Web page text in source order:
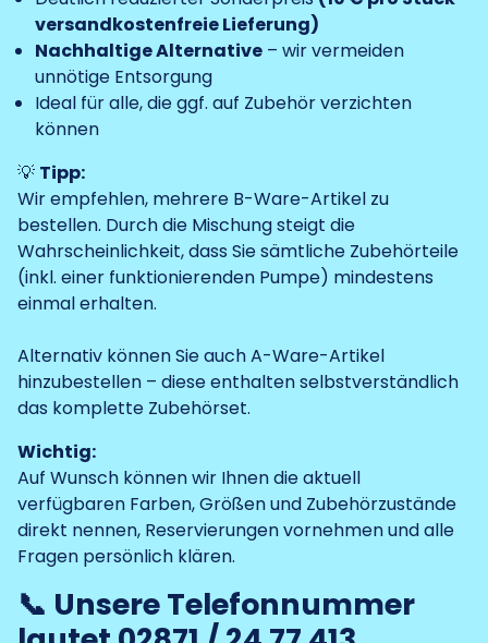
versandkostenfreie Lieferung)
Nachhaltige Alternative – wir vermeiden
unnötige Entsorgung
Ideal für alle, die ggf. auf Zubehör verzichten
können
💡 Tipp:
Wir empfehlen, mehrere B-Ware-Artikel zu
bestellen. Durch die Mischung steigt die
Wahrscheinlichkeit, dass Sie sämtliche Zubehörteile
(inkl. einer funktionierenden Pumpe) mindestens
einmal erhalten.
Alternativ können Sie auch A-Ware-Artikel
hinzubestellen – diese enthalten selbstverständlich
das komplette Zubehörset.
Wichtig:
Auf Wunsch können wir Ihnen die aktuell
verfügbaren Farben, Größen und Zubehörzustände
direkt nennen, Reservierungen vornehmen und alle
Fragen persönlich klären.
📞 Unsere Telefonnummer